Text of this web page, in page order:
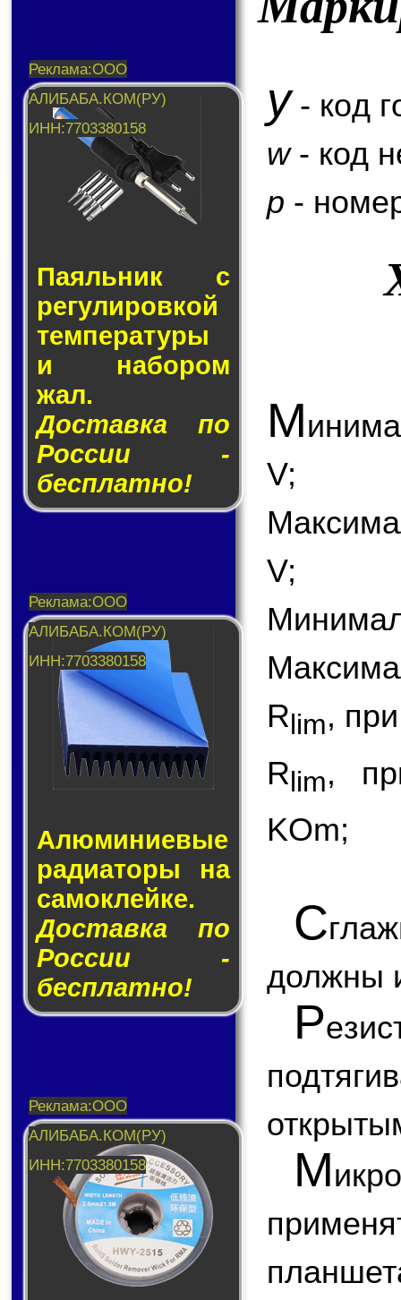
Паяльник с
ре­гу­ли­ров­кой
тем­пе­ра­ту­ры
и на­бо­ром
жал.
Доставка по
России -
бесплатно!
Алюминие­вые
ра­ди­а­то­ры на
са­мо­клей­ке.
Доставка по
России -
бесплатно!
y- код
w- код
p -
М
V;
V;
Rlim,
Rlim,
KOm;
С
должны
Р
М